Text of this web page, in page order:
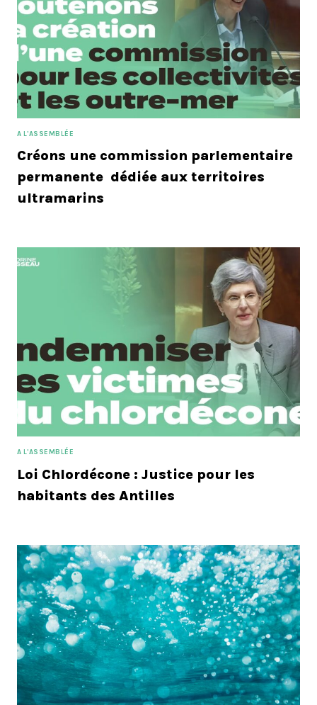
A L'ASSEMBLÉE
Créons une commission parlementaire
permanente dédiée aux territoires
ultramarins
A L'ASSEMBLÉE
Loi Chlordécone : Justice pour les
habitants des Antilles